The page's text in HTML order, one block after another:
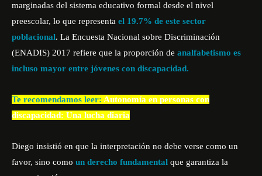
marginadas del sistema educativo formal desde el nivel
preescolar, lo que representa el 19.7% de este sector
poblacional. La Encuesta Nacional sobre Discriminación
(ENADIS) 2017 refiere que la proporción de analfabetismo es
incluso mayor entre jóvenes con discapacidad.
Te recomendamos leer: Autonomía en personas con
discapacidad: Una lucha diaria
Diego insistió en que la interpretación no debe verse como un
favor, sino como un derecho fundamental que garantiza la